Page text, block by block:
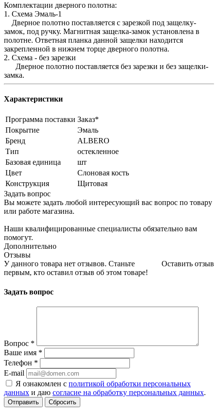
Комплектации дверного полотна:
1. Схема Эмаль-1
Дверное полотно поставляется с зарезкой под защелку-
замок, под ручку. Магнитная защелка-замок установлена в
полотне. Ответная планка данной защелки находится
закрепленной в нижнем торце дверного полотна.
2. Схема - без зарезки
Дверное полотно поставляется без зарезки и без защелки-
замка.
Характеристики
Программа поставки Заказ*
Покрытие
Эмаль
Бренд
ALBERO
Тип
остекленное
Базовая единица
шт
Цвет
Слоновая кость
Конструкция
Щитовая
Задать вопрос
Вы можете задать любой интересующий вас вопрос по товару
или работе магазина.
Наши квалифицированные специалисты обязательно вам
помогут.
Дополнительно
Отзывы
Оставить отзыв
У данного товара нет отзывов. Станьте
первым, кто оставил отзыв об этом товаре!
Задать вопрос
Вопрос *
Ваше имя *
Телефон *
E-mail
Я ознакомлен с политикой обработки персональных
данных и даю согласие на обработку персональных данных.
Сбросить